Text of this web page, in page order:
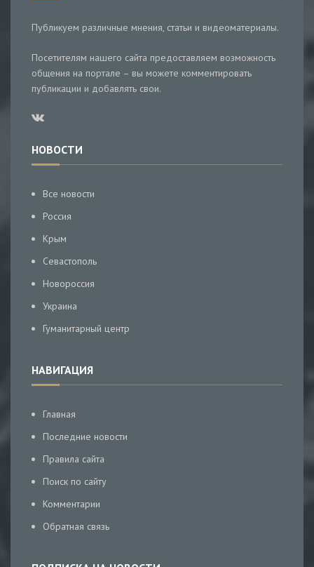
Публикуем различные мнения, статьи и видеоматериалы.
Посетителям нашего сайта предоставляем возможность
общения на портале – вы можете комментировать
публикации и добавлять свои.
НОВОСТИ
Все новости
Россия
Крым
Севастополь
Новороссия
Украина
Гуманитарный центр
НАВИГАЦИЯ
Главная
Последние новости
Правила сайта
Поиск по сайту
Комментарии
Обратная связь